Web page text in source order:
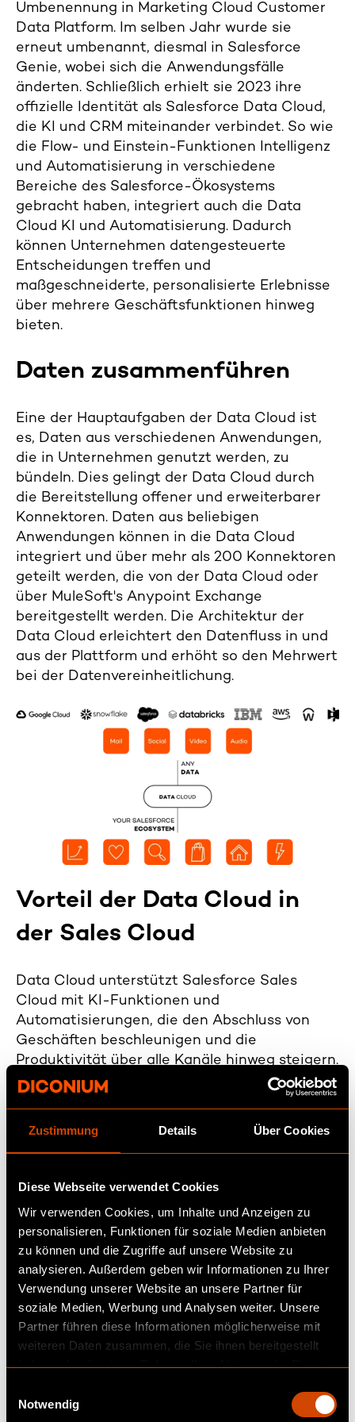
Zustimmung Details Über Cookies
Diese Webseite verwendet Cookies
Wir verwenden Cookies, um Inhalte und Anzeigen zu
personalisieren, Funktionen für soziale Medien anbieten
zu können und die Zugriffe auf unsere Website zu
analysieren. Außerdem geben wir Informationen zu Ihrer
Verwendung unserer Website an unsere Partner für
soziale Medien, Werbung und Analysen weiter. Unsere
Partner führen diese Informationen möglicherweise mit
weiteren Daten zusammen, die Sie ihnen bereitgestellt
haben oder die sie im Rahmen Ihrer Nutzung der Dienste
Notwendig
Umbenennung in Marketing Cloud Customer
Data Platform. Im selben Jahr wurde sie
erneut umbenannt, diesmal in Salesforce
Genie, wobei sich die Anwendungsfälle
änderten. Schließlich erhielt sie 2023 ihre
offizielle Identität als Salesforce Data Cloud,
die KI und CRM miteinander verbindet. So wie
die Flow- und Einstein-Funktionen Intelligenz
und Automatisierung in verschiedene
Bereiche des Salesforce-Ökosystems
gebracht haben, integriert auch die Data
Cloud KI und Automatisierung. Dadurch
können Unternehmen datengesteuerte
Entscheidungen treffen und
maßgeschneiderte, personalisierte Erlebnisse
über mehrere Geschäftsfunktionen hinweg
bieten.
Daten zusammenführen
Eine der Hauptaufgaben der Data Cloud ist
es, Daten aus verschiedenen Anwendungen,
die in Unternehmen genutzt werden, zu
bündeln. Dies gelingt der Data Cloud durch
die Bereitstellung offener und erweiterbarer
Konnektoren. Daten aus beliebigen
Anwendungen können in die Data Cloud
integriert und über mehr als 200 Konnektoren
geteilt werden, die von der Data Cloud oder
über MuleSoft's Anypoint Exchange
bereitgestellt werden. Die Architektur der
Data Cloud erleichtert den Datenfluss in und
aus der Plattform und erhöht so den Mehrwert
bei der Datenvereinheitlichung.
Vorteil der Data Cloud in
der Sales Cloud
Data Cloud unterstützt Salesforce Sales
Cloud mit KI-Funktionen und
Automatisierungen, die den Abschluss von
Geschäften beschleunigen und die
Produktivität über alle Kanäle hinweg steigern.
Erschließen Sie auch Upsell- und Cross-Sell-
Marketing- und Berechtigungsdaten
vereinheitlichen und Upsell-Bemühungen
Kaufneigung oder der Empfehlung des
basierend auf Kundeninteraktionen und
Berechtigungen.
Vorteil der Datenwolke in
der Service Cloud
Daten aus verschiedenen Quellen ermöglichen
personalisierten und proaktiven